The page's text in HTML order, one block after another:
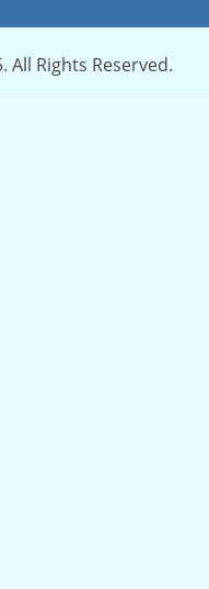
All Rights Reserved.